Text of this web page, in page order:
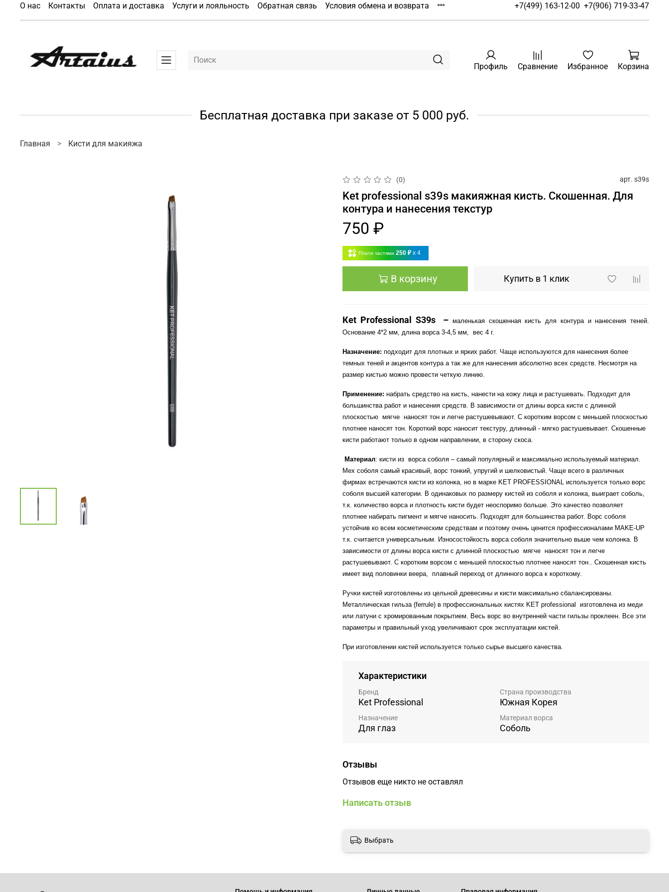
О нас Контакты Оплата и доставка Услуги и лояльность Обратная связь Условия обмена и возврата +7(499) 163-12-00 +7(906) 719-33-47
Профиль Сравнение Избранное Корзина
Бесплатная доставка при заказе от 5 000 руб.
Главная Кисти для макияжа
(0) арт. s39s
Ket professional s39s макияжная кисть. Скошенная. Для
контура и нанесения текстур
750 ₽
Плати частями 250 ₽ x 4
В корзину Купить в 1 клик
Кet Professional S39s – маленькая скошенная кисть для контура и нанесения теней.
Основание 4*2 мм, длина ворса 3-4,5 мм,
вес 4 г.
Назначение: подходит для плотных и ярких работ. Чаще используются для нанесения более
темных теней и акцентов контура а так же для нанесения абсолютно всех средств. Несмотря на
размер кистью можно провести четкую линию.
Применение: набрать средство на кисть, нанести на кожу лица и растушевать. Подходит для
большинства работ и нанесения средств. В зависимости от длины ворса кисти с длинной
плоскостью мягче наносят тон и легче растушевывают. С коротким ворсом с меньшей плоскостью
плотнее наносят тон. Короткий ворс наносит текстуру, длинный - мягко растушевывает. Скошенные
кисти работают только в одном направлении, в сторону скоса.
Материал: кисти из ворса соболя – самый популярный и максимально используемый материал.
Мех соболя самый красивый, ворс тонкий, упругий и шелковистый. Чаще всего в различных
фирмах встречаются кисти из колонка, но в марке KET PROFESSIONAL используется только ворс
соболя высшей категории. В одинаковых по размеру кистей из соболя и колонка, выиграет соболь,
т.к. количество ворса и плотность кисти будет неоспоримо больше. Это качество позволяет
плотнее набирать пигмент и мягче наносить. Подходят для большинства работ. Ворс соболя
устойчив ко всем косметическим средствам и поэтому очень ценится профессионалами MAKE-UP
т.к. считается универсальным. Износостойкость ворса соболя значительно выше чем колонка. В
зависимости от длины ворса кисти с длинной плоскостью мягче наносят тон и легче
растушевывают. С коротким ворсом с меньшей плоскостью плотнее наносят тон.. Скошенная кисть
имеет вид половинки веера,
плавный переход от длинного ворса к короткому.
Ручки кистей изготовлены из цельной древесины и кисти максимально сбалансированы.
Металлическая гильза (ferrule) в профессиональных кистях KET professional
изготовлена из меди
или латуни с хромированным покрытием. Весь ворс во внутренней части гильзы проклеен. Все эти
параметры и правильный уход увеличивают срок эксплуатации кистей.
При изготовлении кистей используется только сырье высшего качества.
Характеристики
Бренд
Ket Professional
Страна производства
Южная Корея
Назначение
Для глаз
Материал ворса
Соболь
Отзывы
Отзывов еще никто не оставлял
Написать отзыв
Выбрать